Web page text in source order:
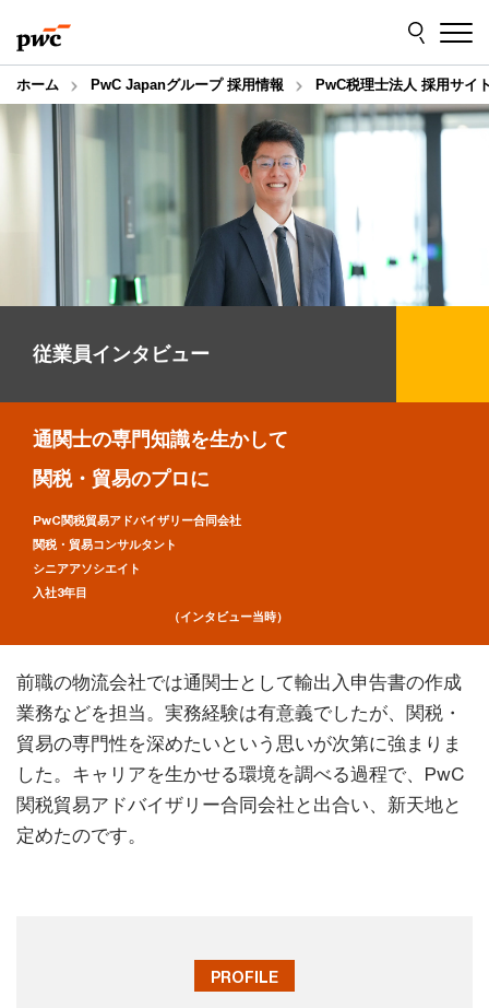
to
content
to
footer
ホーム PwC Japanグループ 採用情報 PwC税理士法人 採用サイ
従業員インタビュー
通関士の専門知識を生かして
関税・貿易のプロに
PwC関税貿易アドバイザリー合同会社
関税・貿易コンサルタント
シニアアソシエイト
入社3年目
（インタビュー当時）
前職の物流会社では通関士として輸出入申告書の作成
業務などを担当。実務経験は有意義でしたが、関税・
貿易の専門性を深めたいという思いが次第に強まりま
した。キャリアを生かせる環境を調べる過程で、PwC
関税貿易アドバイザリー合同会社と出合い、新天地と
定めたのです。
PROFILE